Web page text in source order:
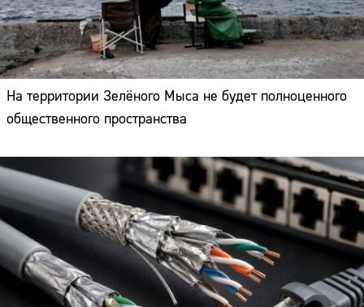
На территории Зелёного Мыса не будет полноценного
общественного пространства